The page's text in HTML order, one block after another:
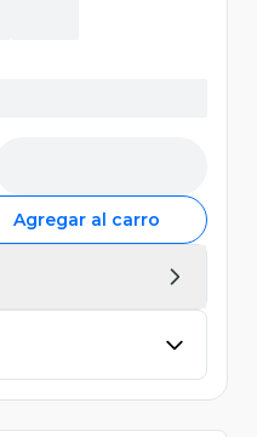
Agregar al carro